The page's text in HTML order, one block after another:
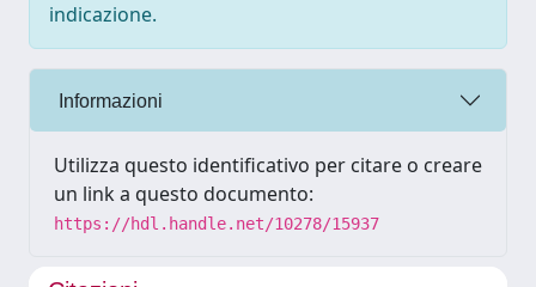
indicazione.
Informazioni
Utilizza questo identificativo per citare o creare
un link a questo documento:
https://hdl.handle.net/10278/15937